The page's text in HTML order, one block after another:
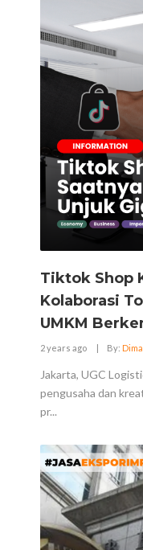
Tiktok Shop
Kolaborasi
UMKM
2 years ago | By:
Jakarta, UGC
pengusaha dan
pr...